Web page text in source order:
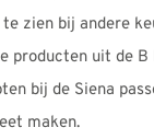
zien bij andere
producten uit de B
bij de Siena
maken.